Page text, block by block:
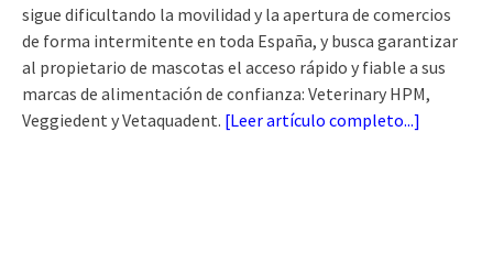
sigue dificultando la movilidad y la apertura de comercios
de forma intermitente en toda España, y busca garantizar
al propietario de mascotas el acceso rápido y fiable a sus
marcas de alimentación de confianza: Veterinary HPM,
Veggiedent y Vetaquadent. [Leer artículo completo...]